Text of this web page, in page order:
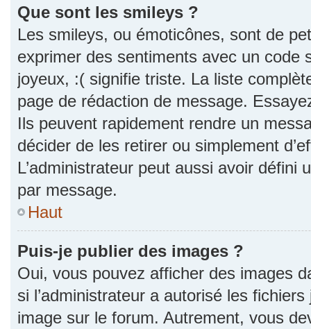
Que sont les smileys ?
Les smileys, ou émoticônes, sont de
exprimer des sentiments avec un code
joyeux, :( signifie triste. La liste
page de rédaction de message.
Ils peuvent rapidement rendre un
décider de les retirer ou simplement
L’administrateur peut aussi avoir défini
par message.
Haut
Puis-je publier des images ?
Oui, vous pouvez afficher des images
si l’administrateur a autorisé les
image sur le forum. Autrement, vous